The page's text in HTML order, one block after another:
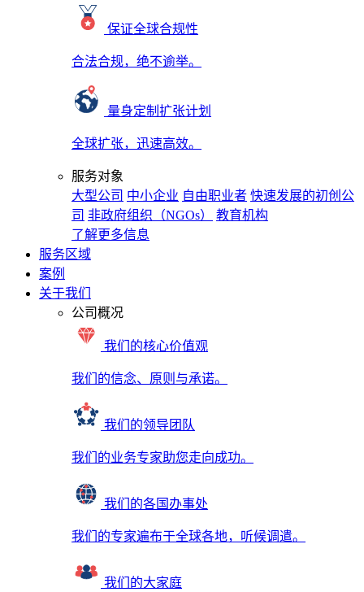
保证全球合规性
合法合规，绝不逾举。
量身定制扩张计划
全球扩张，迅速高效。
服务对象
大型公司 中小企业 自由职业者 快速发展的初创公
司 非政府组织（NGOs）
教育机构
了解更多信息
服务区域
案例
关于我们
公司概况
我们的核心价值观
我们的信念、原则与承诺。
我们的领导团队
我们的业务专家助您走向成功。
我们的各国办事处
我们的专家遍布于全球各地，听候调遣。
我们的大家庭